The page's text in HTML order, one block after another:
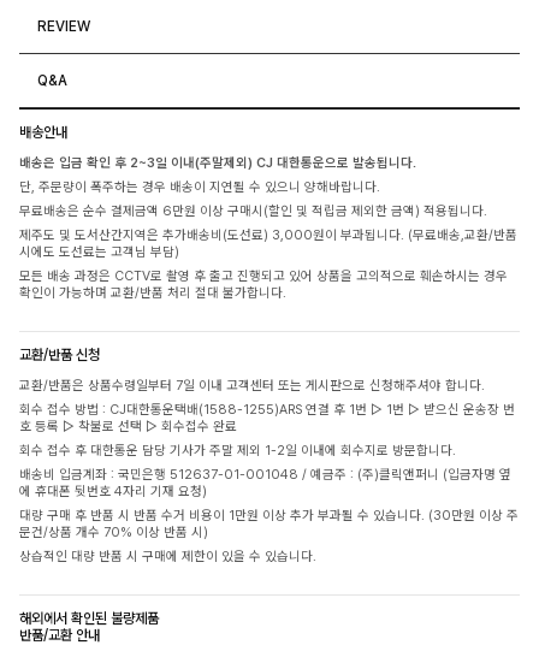
REVIEW
Q&A
배송안내
배송은 입금 확인 후 2~3일 이내(주말제외) CJ 대한통운으로 발송됩니다.
단, 주문량이 폭주하는 경우 배송이 지연될 수 있으니 양해바랍니다.
무료배송은 순수 결제금액 6만원 이상 구매시(할인 및 적립금 제외한 금액) 적용됩니다.
제주도 및 도서산간지역은 추가배송비(도선료) 3,000원이 부과됩니다. (무료배송,교환/반품
시에도 도선료는 고객님 부담)
모든 배송 과정은 CCTV로 촬영 후 출고 진행되고 있어 상품을 고의적으로 훼손하시는 경우
확인이 가능하며 교환/반품 처리 절대 불가합니다.
교환/반품 신청
교환/반품은 상품수령일부터 7일 이내 고객센터 또는 게시판으로 신청해주셔야 합니다.
회수 접수 방법 : CJ대한통운택배(1588-1255)ARS 연결 후 1번 ▷ 1번 ▷ 받으신 운송장 번
호 등록 ▷ 착불로 선택 ▷ 회수접수 완료
회수 접수 후 대한통운 담당 기사가 주말 제외 1-2일 이내에 회수지로 방문합니다.
배송비 입금계좌 : 국민은행 512637-01-001048 / 예금주 : (주)클릭앤퍼니 (입금자명 옆
에 휴대폰 뒷번호 4자리 기재 요청)
대량 구매 후 반품 시 반품 수거 비용이 1만원 이상 추가 부과될 수 있습니다. (30만원 이상 주
문건/상품 개수 70% 이상 반품 시)
상습적인 대량 반품 시 구매에 제한이 있을 수 있습니다.
해외에서 확인된 불량제품
반품/교환 안내